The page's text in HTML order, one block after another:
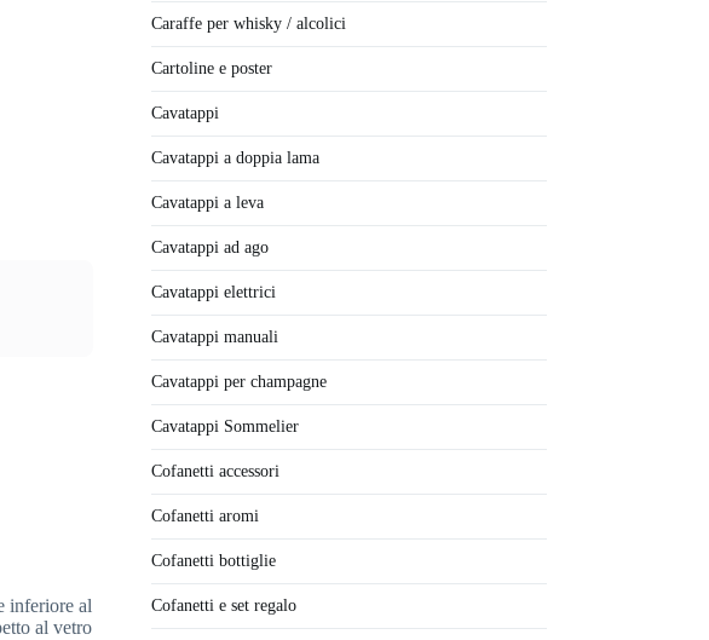
inferiore al
al vetro
Caraffe per whisky / alcolici
Cartoline e poster
Cavatappi
Cavatappi a doppia lama
Cavatappi a leva
Cavatappi ad ago
Cavatappi elettrici
Cavatappi manuali
Cavatappi per champagne
Cavatappi Sommelier
Cofanetti accessori
Cofanetti aromi
Cofanetti bottiglie
Cofanetti e set regalo